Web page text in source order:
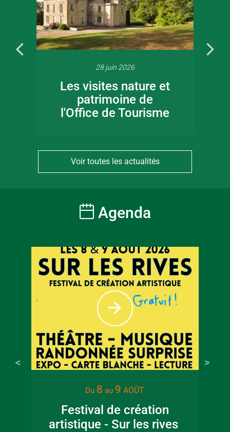
28 juin 2026
Les visites nature et
patrimoine de
l'Office de Tourisme
Voir toutes les actualités
Agenda
Du 8 au 9 AOÛT
Festival de création
artistique - Sur les rives